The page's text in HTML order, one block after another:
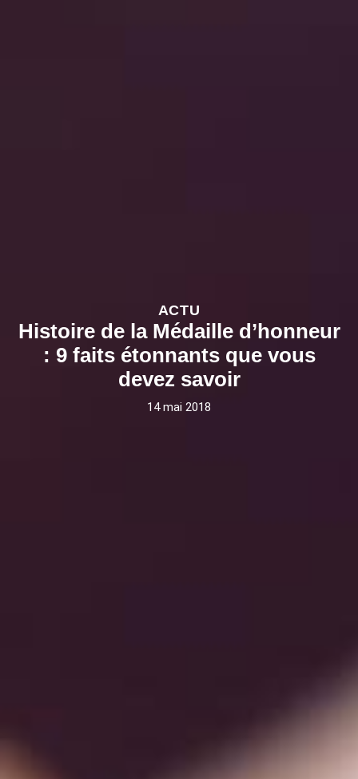
ACTU
Histoire de la Médaille d’honneur
: 9 faits étonnants que vous
devez savoir
14 mai 2018